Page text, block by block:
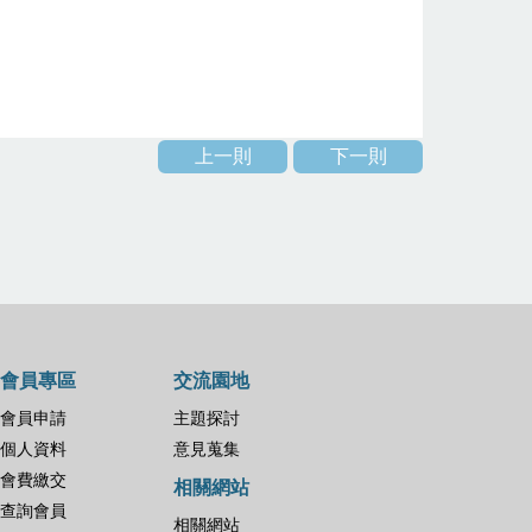
下一則
上一則
會員專區
會員申請
個人資料
會費繳交
查詢會員
交流園地
主題探討
意見蒐集
相關網站
相關網站